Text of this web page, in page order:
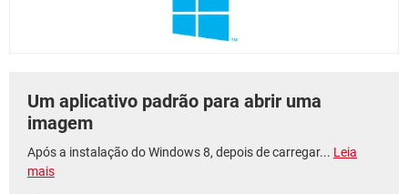
Um aplicativo padrão para abrir uma
imagem
Após a instalação do Windows 8, depois de carregar... Leia
mais